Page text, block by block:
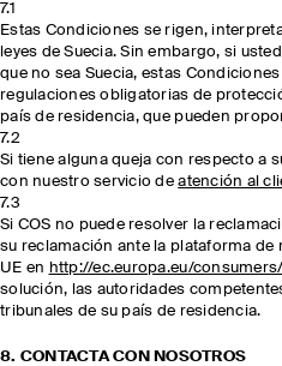
7.1
Estas Condiciones se rigen,
leyes de Suecia. Sin embargo, si
que no sea Suecia, estas
regulaciones obligatorias de
país de residencia, que pueden
7.2
Si tiene alguna queja con respecto a
con nuestro servicio deatención al
7.3
Si COS no puede resolver la
su reclamación ante la plataforma
UE en http://ec.europa.eu/
solución, las autoridades
tribunales de su país de residencia.
8. CONTACTA CON NOSOTROS